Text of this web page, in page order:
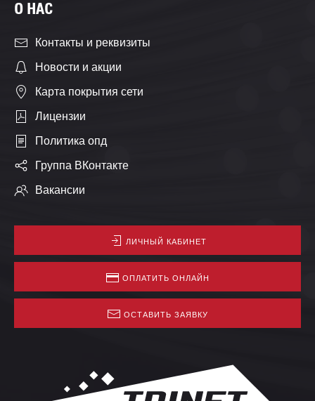
О НАС
Контакты и реквизиты
Новости и акции
Карта покрытия сети
Лицензии
Политика опд
Группа ВКонтакте
Вакансии
ЛИЧНЫЙ КАБИНЕТ
ОПЛАТИТЬ ОНЛАЙН
ОСТАВИТЬ ЗАЯВКУ